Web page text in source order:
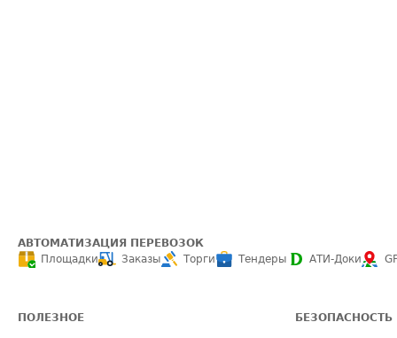
АВТОМАТИЗАЦИЯ ПЕРЕВОЗОК
Площадки
Заказы Торги Тендеры АТИ-Доки
ПОЛЕЗНОЕ БЕЗОПАСНОСТЬ